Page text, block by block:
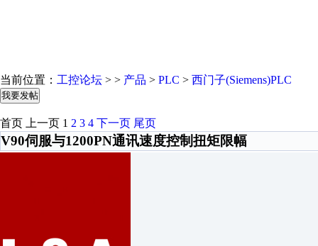
当前位置： 工控论坛 > > 产品 > PLC > 西门子(Siemens)PLC
我要发帖
首页 上一页 1 2 3 4 下一页 尾页
V90伺服与1200PN通讯速度控制扭矩限幅